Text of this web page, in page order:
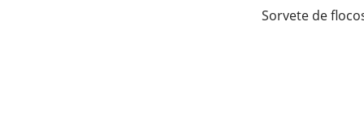
Sorvete de